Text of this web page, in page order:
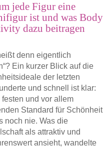
jede Figur eine
ist und was Body
dazu beitragen
denn eigentlich
Ein kurzer Blick auf die
der letzten
und schnell ist klar:
festen und vor allem
Standard für Schönheit
noch nie. Was die
als attraktiv und
ansieht, wandelte